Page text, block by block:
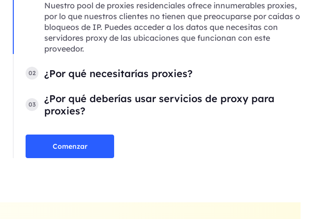
Nuestro pool de proxies residenciales ofrece innumerables proxies,
por lo que nuestros clientes no tienen que preocuparse por caídas o
bloqueos de IP. Puedes acceder a los datos que necesitas con
servidores proxy de las ubicaciones que funcionan con este
proveedor.
02 ¿Por qué necesitarías proxies?
03
¿Por qué deberías usar servicios de proxy para
proxies?
Comenzar